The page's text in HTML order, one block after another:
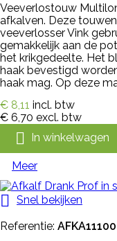
Veeverlostouw
afkalven. Deze
veeverlosser Vink
gemakkelijk aan de
het krikgedeelte. Het
haak bevestigd
haak mag. Op deze
€ 8,11 incl. btw
€ 6,70 excl. btw
 In winkelwagen
Meer
 Snel bekijken
Referentie: AFKA11100